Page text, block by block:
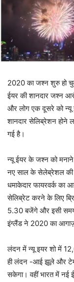
2020 का जश्न शुरु हो
ईयर की शानदार जश्न
और लोग एक दूसरे को
शानदार सेलिब्रेशन होने
गई है।
न्यू ईयर के जश्न को
नए साल के सेलेब्रेशल की
धमाकेदार फायरवर्क का
सेलिब्रेट करने के लिए
5.30 बजेंगे और इसी
इंग्लैंड ने 2020 का आगाज़
लंदन में न्यू इयर शो में
ही लंदन -आई झूले और
सकेगा। वहीं भारत में नई